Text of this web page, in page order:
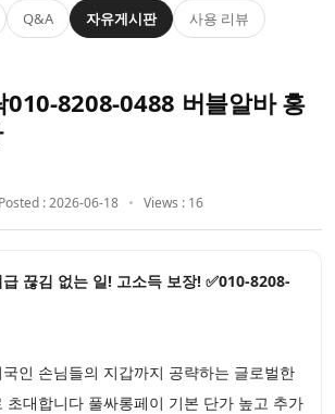
Q&A 자유게시판 사용 리뷰
010-8208-0488 버블알바 홍
: 2026-06-18 Views : 16
끊김 없는 일! 고소득 보장! ✅010-8208-
인 손님들의 지갑까지 공략하는 글로벌한
초대합니다 풀싸롱페이 기본 단가 높고 추가